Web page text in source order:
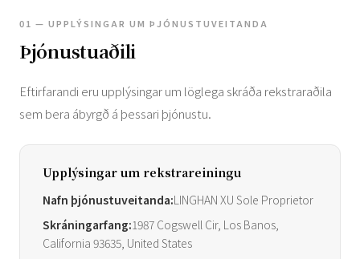
01 — UPPLÝSINGAR UM ÞJÓNUSTUVEITANDA
Þjónustuaðili
Eftirfarandi eru upplýsingar um löglega skráða rekstraraðila
sem bera ábyrgð á þessari þjónustu.
Upplýsingar um rekstrareiningu
Nafn þjónustuveitanda:LINGHAN XU Sole Proprietor
Skráningarfang:1987 Cogswell Cir, Los Banos,
California 93635, United States